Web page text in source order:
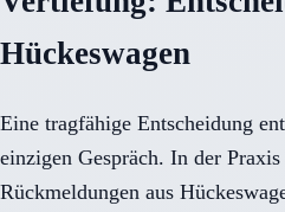
Hückeswagen
Eine tragfähige Entscheidung
einzigen Gespräch. In der
Rückmeldungen aus